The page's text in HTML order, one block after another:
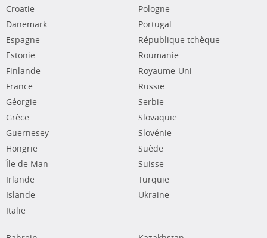
Croatie
Danemark
Espagne
Estonie
Finlande
France
Géorgie
Grèce
Guernesey
Hongrie
Île de Man
Irlande
Islande
Italie
Pologne
Portugal
République tchèque
Roumanie
Royaume-Uni
Russie
Serbie
Slovaquie
Slovénie
Suède
Suisse
Turquie
Ukraine